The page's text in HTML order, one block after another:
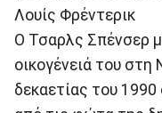
Λουίς Φρέντερικ
Ο Τσαρλς Σπένσερ
οικογένειά του
δεκαετίας του